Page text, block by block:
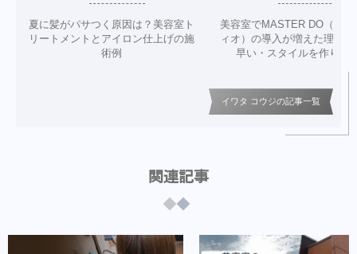
夏に髪がパサつく原因は？美容室ト
リートメントとアイロン仕上げの施
術例
美容室でMASTER DO（マ
ィオ）の導入が増えた理由
早い・スタイルを作りや
イワタ コウジの記事一覧
関連記事